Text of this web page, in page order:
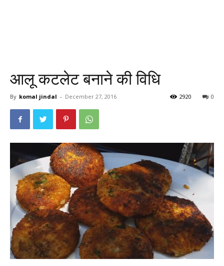
आलू कटलेट बनाने की विधि
By komal jindal - December 27, 2016 0
2920